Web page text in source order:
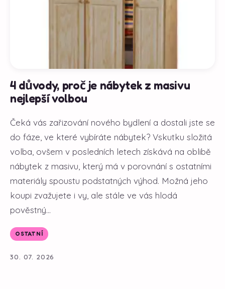
4 důvody, proč je nábytek z masivu
nejlepší volbou
Čeká vás zařizování nového bydlení a dostali jste se
do fáze, ve které vybíráte nábytek? Vskutku složitá
volba, ovšem v posledních letech získává na oblibě
nábytek z masivu, který má v porovnání s ostatními
materiály spoustu podstatných výhod. Možná jeho
koupi zvažujete i vy, ale stále ve vás hlodá
pověstný...
OSTATNÍ
30. 07. 2026